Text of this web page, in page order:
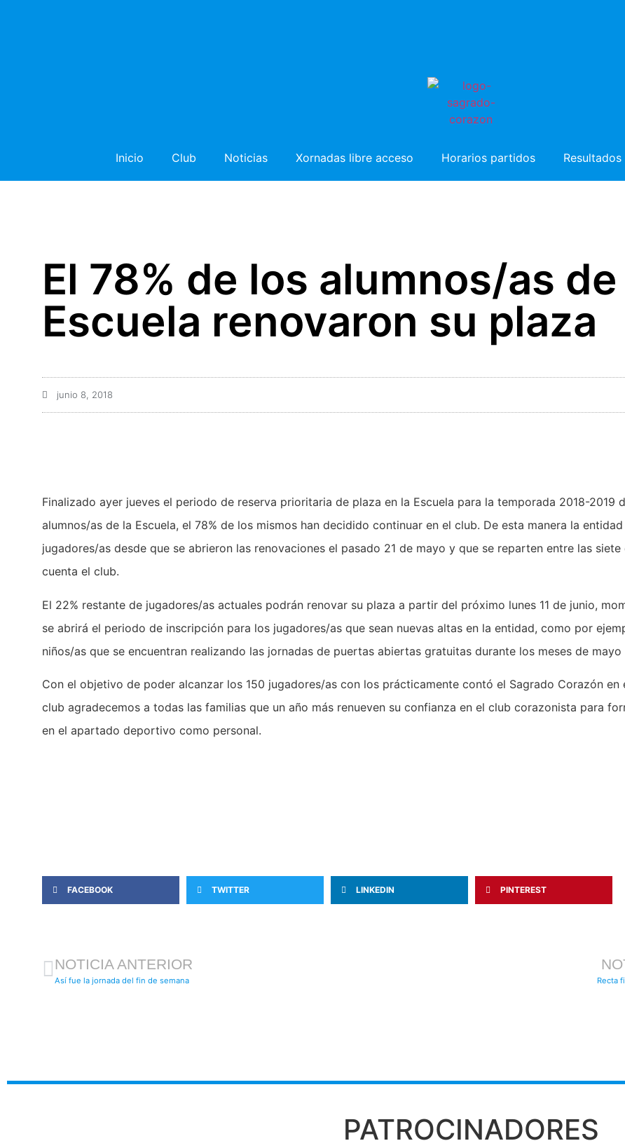
Inicio Club Noticias Xornadas libre acceso Horarios partidos Resultados
El 78% de los alumnos/as de
Escuela renovaron su plaza
junio 8, 2018
Finalizado ayer jueves el periodo de reserva prioritaria de plaza en la Escuela para la temporada 2018-2019
alumnos/as de la Escuela, el 78% de los mismos han decidido continuar en el club. De esta manera la
jugadores/as desde que se abrieron las renovaciones el pasado 21 de mayo y que se reparten entre las
cuenta el club.
El 22% restante de jugadores/as actuales podrán renovar su plaza a partir del próximo lunes 11 de junio,
se abrirá el periodo de inscripción para los jugadores/as que sean nuevas altas en la entidad, como por
niños/as que se encuentran realizando las jornadas de puertas abiertas gratuitas durante los meses de mayo
Con el objetivo de poder alcanzar los 150 jugadores/as con los prácticamente contó el Sagrado Corazón en
club agradecemos a todas las familias que un año más renueven su confianza en el club corazonista para
en el apartado deportivo como personal.
FACEBOOK TWITTER LINKEDIN PINTEREST
NOTICIA ANTERIOR
Así fue la jornada del fin de semana Recta
PATROCINADORES